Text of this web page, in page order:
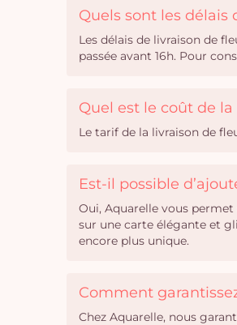
Quels sont les délais
Les délais de livraison de
passée avant 16h. Pour
Quel est le coût de
Le tarif de la livraison de
Est-il possible
Oui, Aquarelle vous
sur une carte élégante et
encore plus unique.
Comment
Chez Aquarelle, nous